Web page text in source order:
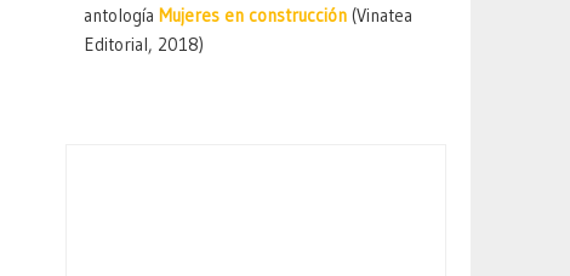
antología Mujeres en construcción (Vinatea
Editorial, 2018)